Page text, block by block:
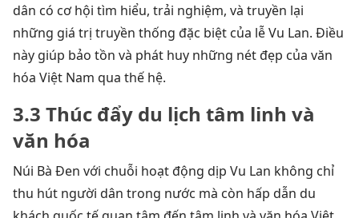
dân có cơ hội tìm hiểu, trải nghiệm, và truyền lại
những giá trị truyền thống đặc biệt của lễ Vu Lan. Điều
này giúp bảo tồn và phát huy những nét đẹp của văn
hóa Việt Nam qua thế hệ.
3.3 Thúc đẩy du lịch tâm linh và
văn hóa
Núi Bà Đen với chuỗi hoạt động dịp Vu Lan không chỉ
thu hút người dân trong nước mà còn hấp dẫn du